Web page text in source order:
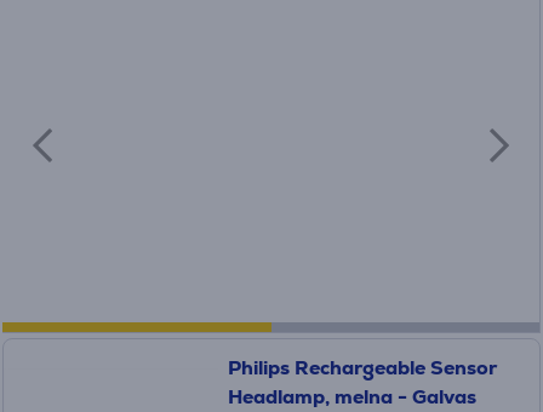
Philips Rechargeable Sensor
Headlamp, melna - Galvas